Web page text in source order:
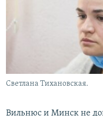
Светлана Тихановская.
Вильнюс и Минск не